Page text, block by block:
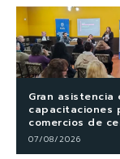
Gran asistencia
capacitaciones
comercios de
07/08/2026